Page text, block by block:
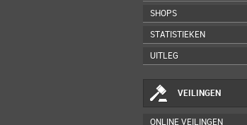
SHOPS
STATISTIEKEN
UITLEG
VEILINGEN
ONLINE VEILINGEN